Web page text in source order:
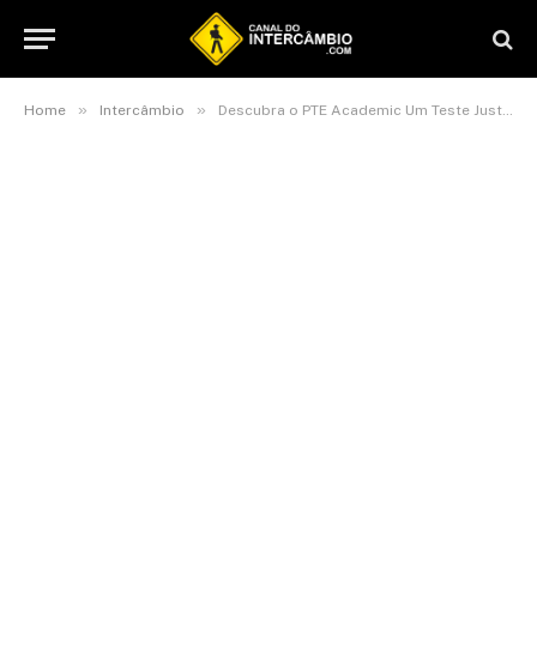
Home » Intercâmbio » Descubra o PTE Academic Um Teste Justo e Preciso que Reflete Suas Verdadeiras Habilidades em Inglês